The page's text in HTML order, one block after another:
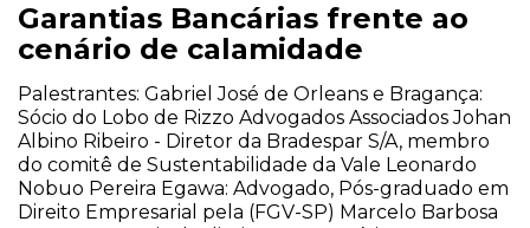
Garantias Bancárias frente ao
cenário de calamidade
Palestrantes: Gabriel José de Orleans e Bragança:
Sócio do Lobo de Rizzo Advogados Associados Johan
Albino Ribeiro - Diretor da Bradespar S/A, membro
do comitê de Sustentabilidade da Vale Leonardo
Nobuo Pereira Egawa: Advogado, Pós-graduado em
Direito Empresarial pela (FGV-SP) Marcelo Barbosa